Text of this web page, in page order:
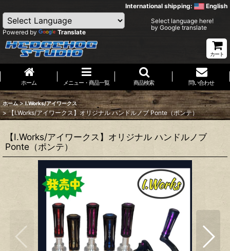
International shipping: English
Powered by Translate
Select language here!
by Google translate
カート
ホーム メニュー・商品一覧 商品検索 問い合わせ
ホーム > I.Works/アイワークス
> 【I.Works/アイワークス】オリジナル ハンドルノブ Ponte（ポンテ）
【I.Works/アイワークス】オリジナル ハンドルノブ
Ponte（ポンテ）